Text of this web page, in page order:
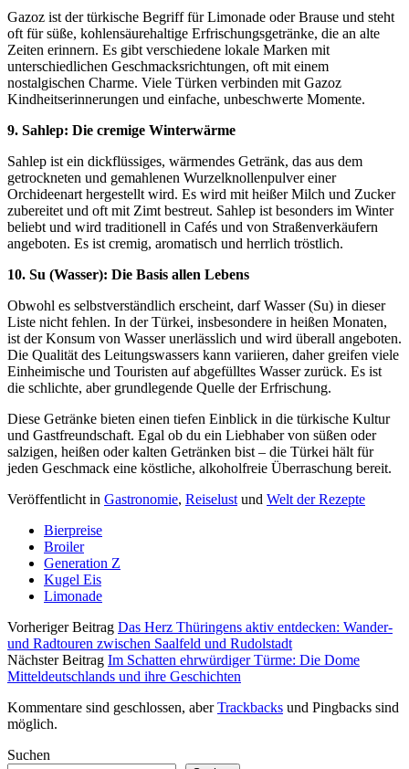
Gazoz ist der türkische Begriff für Limonade oder Brause und steht
oft für süße, kohlensäurehaltige Erfrischungsgetränke, die an alte
Zeiten erinnern. Es gibt verschiedene lokale Marken mit
unterschiedlichen Geschmacksrichtungen, oft mit einem
nostalgischen Charme. Viele Türken verbinden mit Gazoz
Kindheitserinnerungen und einfache, unbeschwerte Momente.
9. Sahlep: Die cremige Winterwärme
Sahlep ist ein dickflüssiges, wärmendes Getränk, das aus dem
getrockneten und gemahlenen Wurzelknollenpulver einer
Orchideenart hergestellt wird. Es wird mit heißer Milch und Zucker
zubereitet und oft mit Zimt bestreut. Sahlep ist besonders im Winter
beliebt und wird traditionell in Cafés und von Straßenverkäufern
angeboten. Es ist cremig, aromatisch und herrlich tröstlich.
10. Su (Wasser): Die Basis allen Lebens
Obwohl es selbstverständlich erscheint, darf Wasser (Su) in dieser
Liste nicht fehlen. In der Türkei, insbesondere in heißen Monaten,
ist der Konsum von Wasser unerlässlich und wird überall angeboten.
Die Qualität des Leitungswassers kann variieren, daher greifen viele
Einheimische und Touristen auf abgefülltes Wasser zurück. Es ist
die schlichte, aber grundlegende Quelle der Erfrischung.
Diese Getränke bieten einen tiefen Einblick in die türkische Kultur
und Gastfreundschaft. Egal ob du ein Liebhaber von süßen oder
salzigen, heißen oder kalten Getränken bist – die Türkei hält für
jeden Geschmack eine köstliche, alkoholfreie Überraschung bereit.
Veröffentlicht in Gastronomie, Reiselustund Welt der Rezepte
Bierpreise
Broiler
Generation Z
Kugel Eis
Limonade
Vorheriger Beitrag Das Herz Thüringens aktiv entdecken: Wander-
und Radtouren zwischen Saalfeld und Rudolstadt
Nächster Beitrag Im Schatten ehrwürdiger Türme: Die Dome
Mitteldeutschlands und ihre Geschichten
Kommentare sind geschlossen, aberTrackbacks und Pingbacks sind
möglich.
Sidebar
Suchen